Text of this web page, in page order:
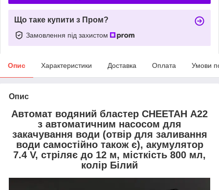
Що таке купити з Пром?
Замовлення під захистом
Опис Характеристики Доставка Оплата Умови
Опис
Автомат водяний бластер CHEETAH А22
з автоматичним насосом для
закачування води (отвір для заливання
води самостійно також є), акумулятор
7.4 V, стріляє до 12 м, місткість 800 мл,
колір Білий